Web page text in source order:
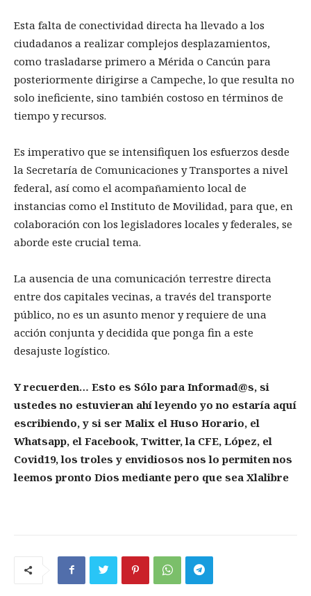
Esta falta de conectividad directa ha llevado a los
ciudadanos a realizar complejos desplazamientos,
como trasladarse primero a Mérida o Cancún para
posteriormente dirigirse a Campeche, lo que resulta no
solo ineficiente, sino también costoso en términos de
tiempo y recursos.
Es imperativo que se intensifiquen los esfuerzos desde
la Secretaría de Comunicaciones y Transportes a nivel
federal, así como el acompañamiento local de
instancias como el Instituto de Movilidad, para que, en
colaboración con los legisladores locales y federales, se
aborde este crucial tema.
La ausencia de una comunicación terrestre directa
entre dos capitales vecinas, a través del transporte
público, no es un asunto menor y requiere de una
acción conjunta y decidida que ponga fin a este
desajuste logístico.
Y recuerden… Esto es Sólo para Informad@s, si
ustedes no estuvieran ahí leyendo yo no estaría aquí
escribiendo, y si ser Malix el Huso Horario, el
Whatsapp, el Facebook, Twitter, la CFE, López, el
Covid19, los troles y envidiosos nos lo permiten nos
leemos pronto Dios mediante pero que sea Xlalibre